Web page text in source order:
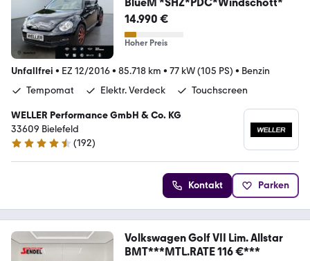
BlueM *SHZ*PDC*Windschott*
14.990 €
Hoher Preis
Unfallfrei • EZ 12/2016• 85.718 km • 77 kW (105 PS) • Benzin
Tempomat
Elektr. Verdeck Touchscreen
WELLER Performance GmbH & Co. KG
33609 Bielefeld
4.4 Sterne
(192)
Kontakt Parken
Volkswagen Golf VII Lim. Allstar
BMT***MTL.RATE 116 €***